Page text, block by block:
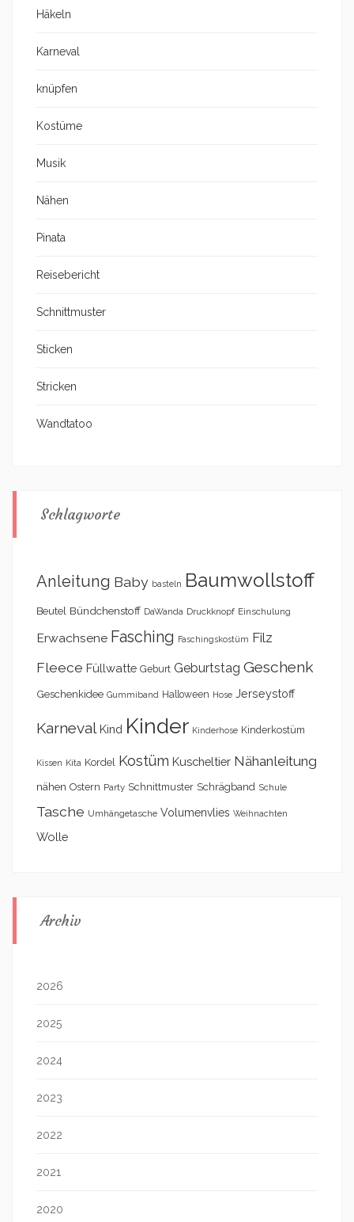
Häkeln
Karneval
knüpfen
Kostüme
Musik
Nähen
Pinata
Reisebericht
Schnittmuster
Sticken
Stricken
Wandtatoo
Schlagworte
Anleitung Baby basteln Baumwollstoff
Beutel Bündchenstoff DaWanda Druckknopf Einschulung
Erwachsene Fasching Faschingskostüm Filz
Fleece Füllwatte Geburt Geburtstag Geschenk
Geschenkidee Gummiband Halloween Hose Jerseystoff
Karneval Kind Kinder Kinderhose Kinderkostüm
Kissen Kita Kordel Kostüm Kuscheltier Nähanleitung
nähen Ostern Party Schnittmuster Schrägband Schule
Tasche Umhängetasche Volumenvlies Weihnachten
Wolle
Archiv
2026
2025
2024
2023
2022
2021
2020